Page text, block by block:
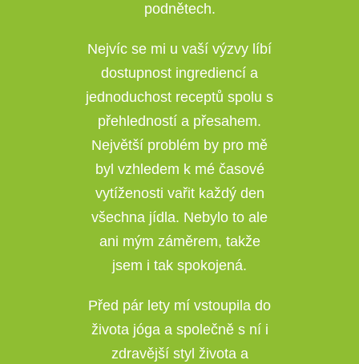
podnětech.
Nejvíc se mi u vaší výzvy líbí
dostupnost ingrediencí a
jednoduchost receptů spolu s
přehledností a přesahem.
Největší problém by pro mě
byl vzhledem k mé časové
vytíženosti vařit každý den
všechna jídla. Nebylo to ale
ani mým záměrem, takže
jsem i tak spokojená.
Před pár lety mí vstoupila do
života jóga a společně s ní i
zdravější styl života a